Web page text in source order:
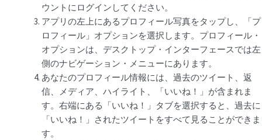
ウントにログインしてください。
アプリの左上にあるプロフィール写真をタップし、「プ
ロフィール」オプションを選択します。プロフィール・
オプションは、デスクトップ・インターフェースでは左
側のナビゲーション・メニューにあります。
あなたのプロフィール情報には、過去のツイート、返
信、メディア、ハイライト、「いいね！」が含まれま
す。右端にある「いいね！」タブを選択すると、過去に
「いいね！」されたツイートをすべて見ることができま
す。